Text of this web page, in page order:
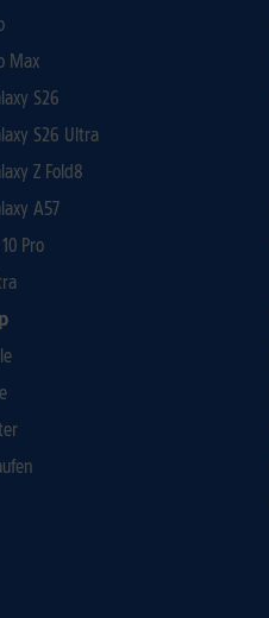
Max
S26
S26 Ultra
Z Fold8
A57
Pro